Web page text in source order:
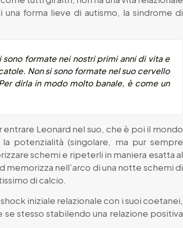
forma lieve di autismo, la sindrome di
formate nei nostri primi anni di vita e
Non si sono formate nel suo cervello
dirla in modo molto banale, è come un
Leonard nel suo, che è poi il mondo
potenzialità (singolare, ma pur sempre
schemi e ripeterli in maniera esatta al
nell’arco di una notte schemi di
di calcio.
iniziale relazionale con i suoi coetanei,
stesso stabilendo una relazione positiva